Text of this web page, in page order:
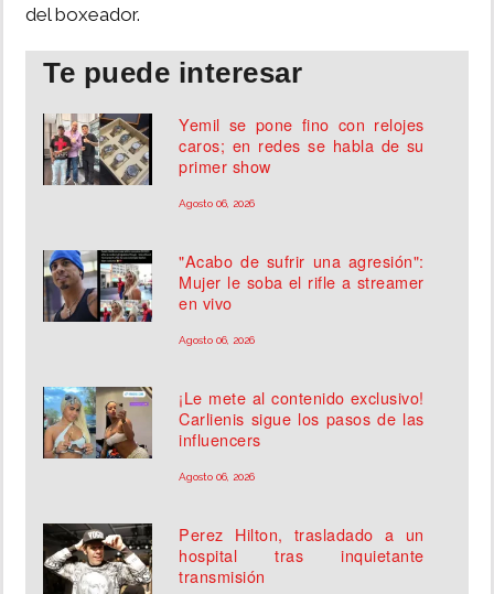
del boxeador.
Te puede interesar
Yemil se pone fino con relojes
caros; en redes se habla de su
primer show
Agosto 06, 2026
"Acabo de sufrir una agresión":
Mujer le soba el rifle a streamer
en vivo
Agosto 06, 2026
¡Le mete al contenido exclusivo!
Carlienis sigue los pasos de las
influencers
Agosto 06, 2026
Perez Hilton, trasladado a un
hospital tras inquietante
transmisión